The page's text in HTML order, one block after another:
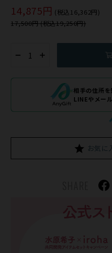
14,875円 (税込16,362円)
17,500円 (税込19,250円)
相手の住所を
LINEやメー
お気に